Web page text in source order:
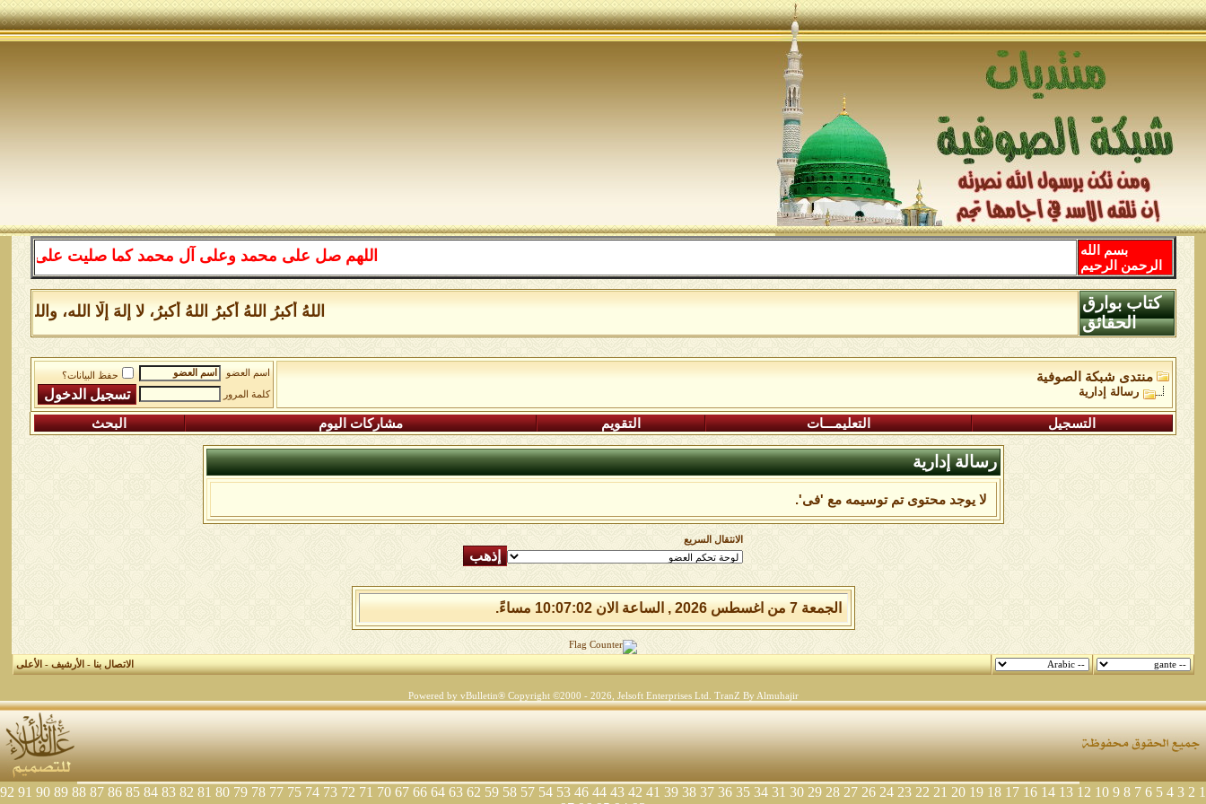
اللهم صل على محمد وعلى آل محمد كما صليت على
بسم الله
الرحمن الرحيم
اللهُ أكبرُ اللهُ أكبرُ اللهُ أكبرُ، لا إلهَ إلَّا الله،
كتاب بوارق
الحقائق
منتدى شبكة الصوفية
رسالة إدارية
اسم العضو
حفظ البيانات؟
كلمة المرور
التسجيل التعليمـــات التقويم مشاركات اليوم البحث
رسالة إدارية
لا يوجد محتوى تم توسيمه مع 'فى'.
الانتقال السريع
الجمعة 7 من اغسطس 2026 , الساعة الان 10:07:02 مساءً.
الاتصال بنا-الأرشيف-الأعلى
Powered by vBulletin® Copyright ©2000 - 2026, Jelsoft Enterprises Ltd. TranZ By Almuhajir
1
2
3
4
5
6
7
8
9
10
12
13
14
16
17
18
19
20
21
22
23
24
26
27
28
29
30
31
34
35
36
37
38
39
41
42
43
44
46
53
54
57
58
59
62
63
64
66
67
70
71
72
73
74
75
77
78
79
80
81
82
83
84
85
86
87
88
89
90
91
92